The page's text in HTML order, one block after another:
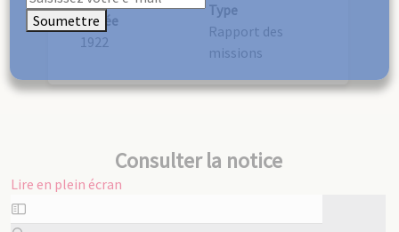
Année
1922
Type
Rapport des
missions
Consulter la notice
Lire en plein écran
Aller
au
Soumettre